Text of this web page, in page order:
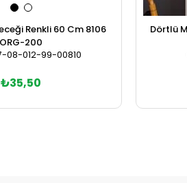
Renkli 60 Cm 8106
ORG-200
08-012-99-00810
₺35,50
Dörtlü